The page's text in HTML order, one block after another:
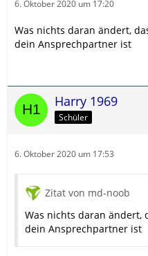
6. Oktober 2020 um 17:20
Was nichts daran ändert,
dein Ansprechpartner ist
Harry 1969
Schüler
6. Oktober 2020 um 17:53
Zitat von md-noob
Was nichts daran ändert,
dein Ansprechpartner ist